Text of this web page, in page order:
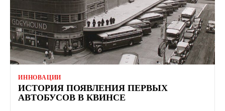
ИННОВАЦИИ
ИСТОРИЯ ПОЯВЛЕНИЯ ПЕРВЫХ
АВТОБУСОВ В КВИНСЕ